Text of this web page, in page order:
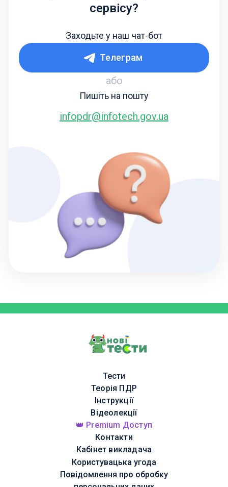
сервісу?
Заходьте у наш чат-бот
Телеграм
або
Пишіть на пошту
infopdr@infotech.gov.ua
Тести
Теорія ПДР
Інструкції
Відеолекції
👑 Premium Доступ
Контакти
Кабінет викладача
Користувацька угода
Повідомлення про обробку